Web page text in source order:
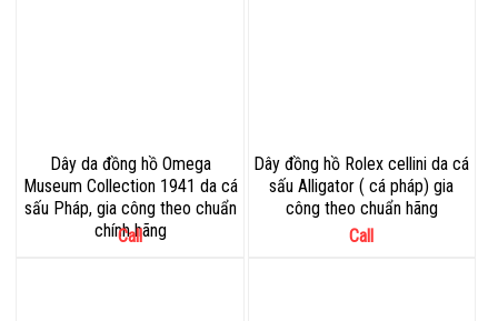
Dây da đồng hồ Omega
Museum Collection 1941 da cá
sấu Pháp, gia công theo chuẩn
chính hãng
Call
Dây đồng hồ Rolex cellini da cá
sấu Alligator ( cá pháp) gia
công theo chuẩn hãng
Call